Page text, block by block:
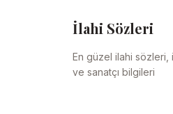
İlahi Sözleri
En güzel ilahi sözleri,
ve sanatçı bilgileri